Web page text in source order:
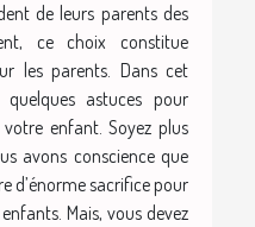
de leurs parents des
ce choix constitue
les parents. Dans cet
astuces pour
enfant. Soyez plus
avons conscience que
d’énorme sacrifice pour
Mais, vous devez